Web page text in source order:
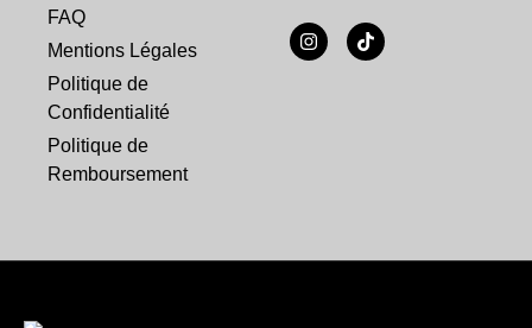
FAQ
Mentions Légales
Politique de
Confidentialité
Politique de
Remboursement